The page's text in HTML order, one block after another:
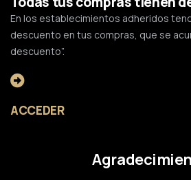
En los establecimientos adheridos
descuento en tus compras, que se
descuento”.
ACCEDER